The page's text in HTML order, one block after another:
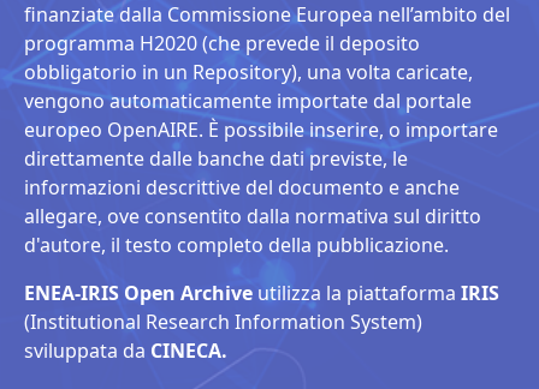
finanziate dalla Commissione Europea nell’ambito del
programma H2020 (che prevede il deposito
obbligatorio in un Repository), una volta caricate,
vengono automaticamente importate dal portale
europeo OpenAIRE. È possibile inserire, o importare
direttamente dalle banche dati previste, le
informazioni descrittive del documento e anche
allegare, ove consentito dalla normativa sul diritto
d'autore, il testo completo della pubblicazione.
ENEA-IRIS Open Archive utilizza la piattaforma IRIS
(Institutional Research Information System)
sviluppata da CINECA.